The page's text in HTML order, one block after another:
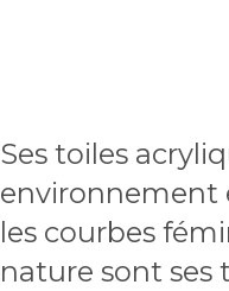
Ses toiles
environnement
les courbes
nature sont ses